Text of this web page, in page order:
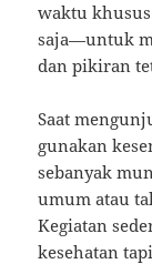
waktu
saja—untuk
dan pikiran
Saat
gunakan
sebanyak
umum atau
Kegiatan
kesehatan